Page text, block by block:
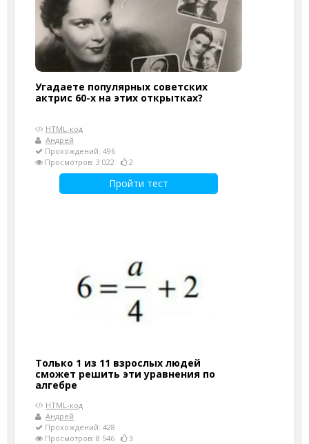
Угадаете популярных советских
актрис 60-х на этих открытках?
HTML-код
Андрей
Прохождений: 496
Просмотров: 3 022
2
Пройти тест
Только 1 из 11 взрослых людей
сможет решить эти уравнения по
алгебре
HTML-код
Андрей
Прохождений: 428
Просмотров: 8 546
3